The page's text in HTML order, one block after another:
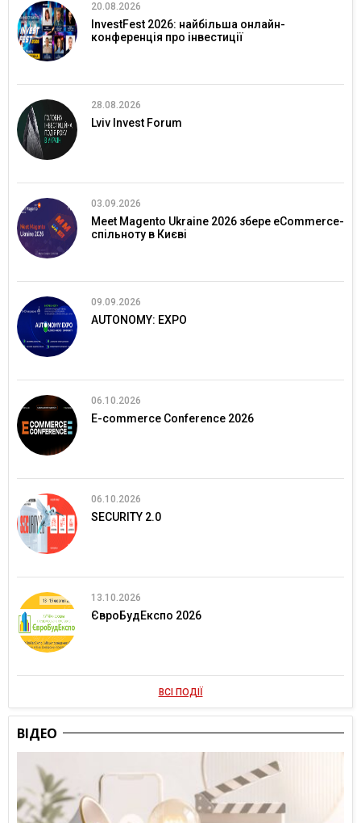
20.08.2026
InvestFest 2026: найбільша онлайн-
конференція про інвестиції
28.08.2026
Lviv Invest Forum
03.09.2026
Meet Magento Ukraine 2026 збере eCommerce-
спільноту в Києві
09.09.2026
AUTONOMY: EXPO
06.10.2026
E-commerce Conference 2026
06.10.2026
SECURITY 2.0
13.10.2026
ЄвроБудЕкспо 2026
ВСІ ПОДІЇ
ВІДЕО